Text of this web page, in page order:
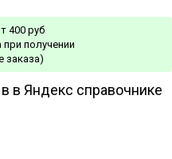
400 руб
получении
заказа)
в Яндекс справочнике